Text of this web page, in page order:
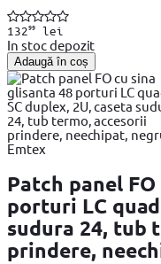
13299lei
In stoc depozit
Adaugă în coș
Patch panel
porturi LC
sudura 24, tub
prindere,